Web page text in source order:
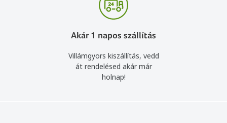
Akár 1 napos szállítás
Villámgyors kiszállítás, vedd
át rendelésed akár már
holnap!